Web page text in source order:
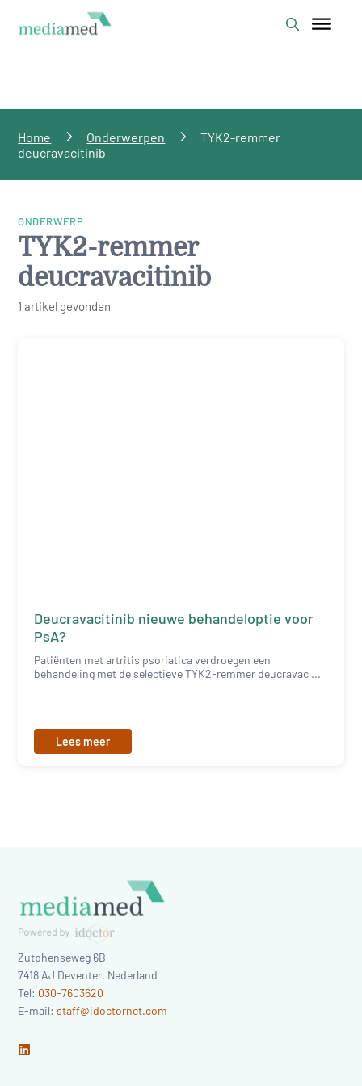
Home Onderwerpen
TYK2-remmer
deucravacitinib
ONDERWERP
TYK2-remmer
deucravacitinib
1 artikel gevonden
Deucravacitinib nieuwe behandeloptie voor
PsA?
Patiënten met artritis psoriatica verdroegen een
behandeling met de selectieve TYK2-remmer deucravac ...
Lees meer
Zutphenseweg 6B
7418 AJ Deventer, Nederland
Tel: 030-7603620
E-mail:staff@idoctornet.com